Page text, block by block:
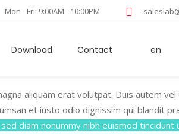
Mon - Fri: 9:00AM - 10:00PM
Download Contact en
aliquam erat volutpat. Duis autem vel
et iusto odio dignissim qui blandit
diam nonummy nibh euismod tincidunt